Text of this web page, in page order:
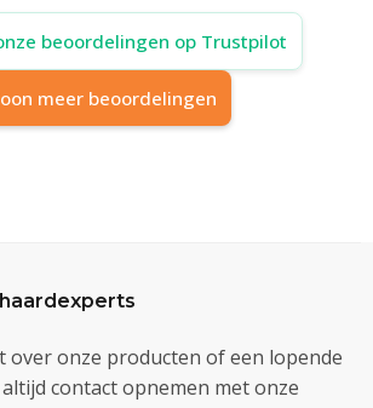
beoordelingen op Trustpilot
meer beoordelingen
over onze producten of een lopende
contact opnemen met onze